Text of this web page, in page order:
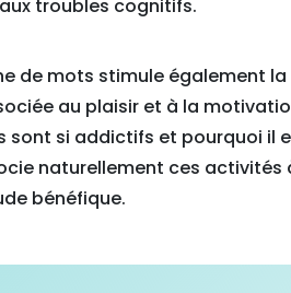
troubles cognitifs.
de mots stimule également
au plaisir et à la
sont si addictifs et pourquoi il
naturellement ces
bénéfique.